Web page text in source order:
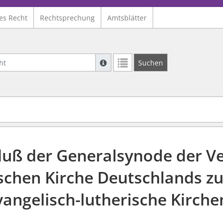
Recht Rechtsprechung Amtsblätter
Suche mit Platzhalter "*", Bsp.
Suchen
der Generalsynode der
Kirche Deutschlands
lutherische